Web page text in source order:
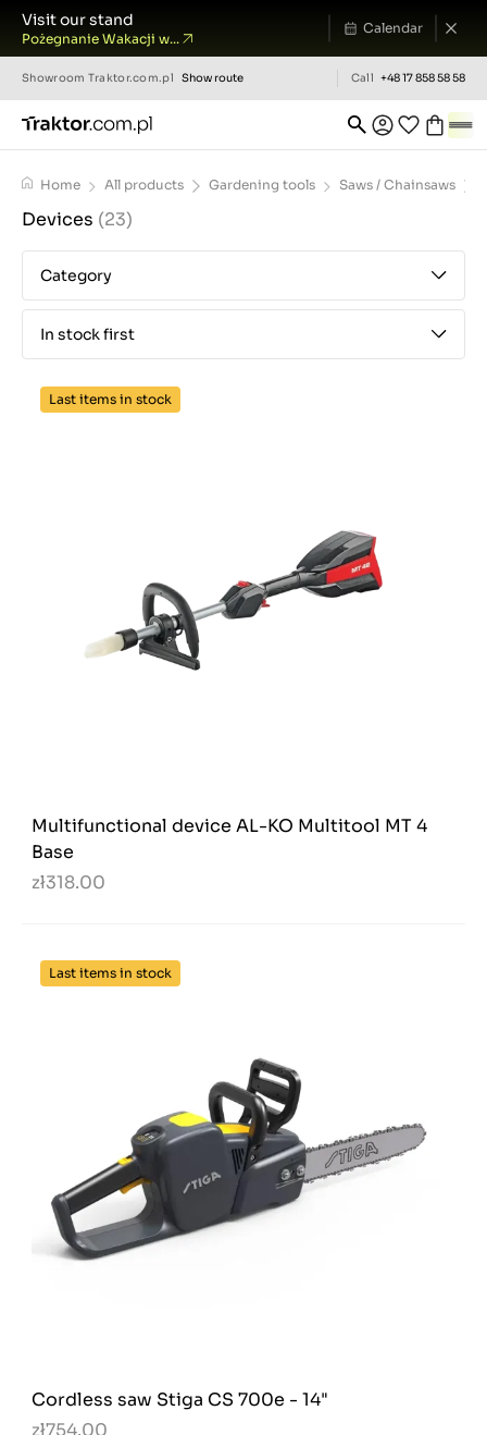
Visit our stand
Pożegnanie Wakacji w...
Calendar
Showroom Traktor.com.pl Show route Call +48 17 858 58 58
Home All products Gardening tools Saws / Chainsaws
Devices (23)
Category
In stock first
Last items in stock
Multifunctional device AL-KO Multitool MT 4
Base
zł318.00
Last items in stock
Cordless saw Stiga CS 700e - 14"
zł754.00